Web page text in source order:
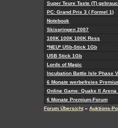
Super Teure Taste (T)
PC: Grand Prix 3 ( Formel 1)
Notebook
Skispringen 2007
100K 100K 100K Ress
*NEU* USb-Stick 1Gb
USB Stick 1Gb
Lords of Magic
Incubation Battle Isle Phase
6 Monate werbefreies
Online Game: Quake ll
6 Monate Premium-Forum
Forum Übersicht» Auktions-